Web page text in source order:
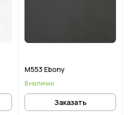
M553 Ebony
В наличии
Заказать